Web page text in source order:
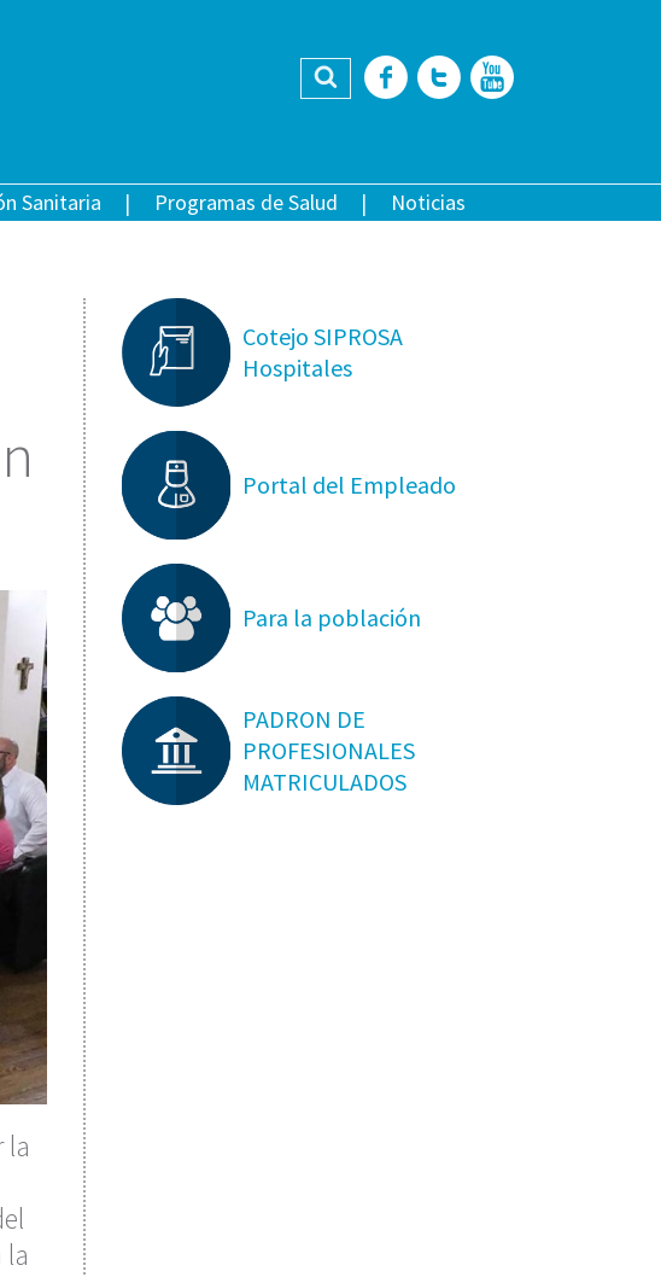
Buscar Facebook
Twitter
Sanitaria Programas de Salud Noticias
la
la
Cotejo SIPROSA
Hospitales
Portal del Empleado
Para la población
PADRON DE
PROFESIONALES
MATRICULADOS